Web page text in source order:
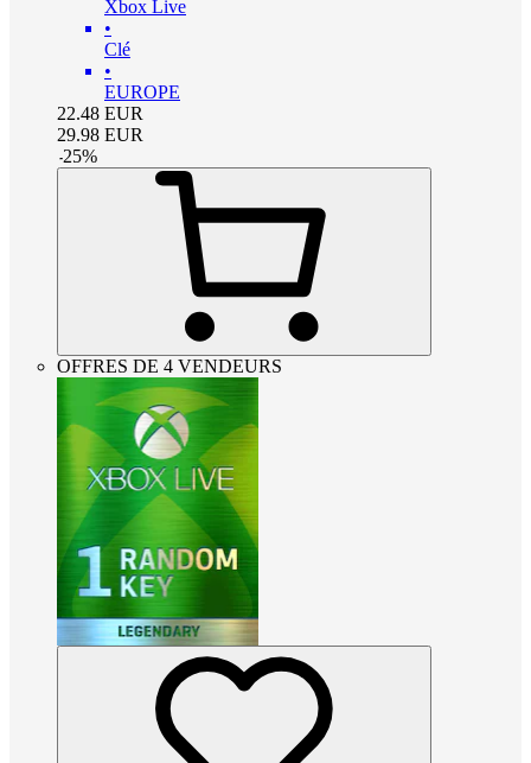
Xbox Live
•
Clé
•
EUROPE
22.48 EUR
29.98 EUR
-25%
OFFRES DE 4 VENDEURS